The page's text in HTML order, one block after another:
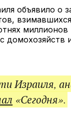
объявило о
домохозяйств
Израиля,
«Сегодня».